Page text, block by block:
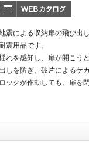
震による収納扉の飛び出
震用品です。
れを感知し、扉が開こう
しを防ぎ、破片によるケ
ロックが作動しても、扉を